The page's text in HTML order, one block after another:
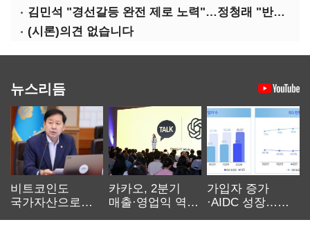
김민석 "경선갈등 완전 제로 노력"…정청래 "반명 공세 사과부터"
(시론)의견 없습니다
뉴스리듬
비트코인도
국가자산으로…'
카카오, 2분기
매출·영업익 역대
가입자 증가
·AIDC 성장…